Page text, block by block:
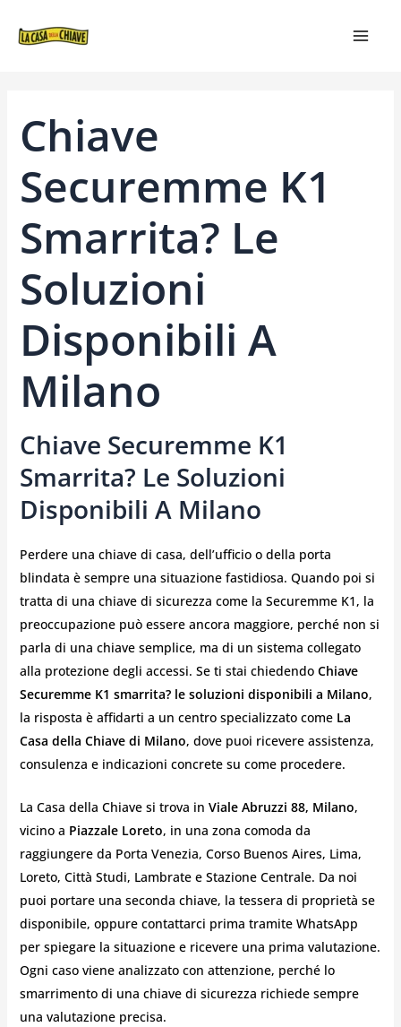
Chiave
Securemme K1
Smarrita? Le
Soluzioni
Disponibili A
Milano
Chiave Securemme K1
Smarrita? Le Soluzioni
Disponibili A Milano
Perdere una chiave di casa, dell’ufficio o della porta
blindata è sempre una situazione fastidiosa. Quando poi si
tratta di una chiave di sicurezza come la Securemme K1, la
preoccupazione può essere ancora maggiore, perché non si
parla di una chiave semplice, ma di un sistema collegato
alla protezione degli accessi. Se ti stai chiedendo Chiave
Securemme K1 smarrita? le soluzioni disponibili a Milano,
la risposta è affidarti a un centro specializzato come La
Casa della Chiave di Milano, dove puoi ricevere assistenza,
consulenza e indicazioni concrete su come procedere.
La Casa della Chiave si trova in Viale Abruzzi 88, Milano,
vicino a Piazzale Loreto, in una zona comoda da
raggiungere da Porta Venezia, Corso Buenos Aires, Lima,
Loreto, Città Studi, Lambrate e Stazione Centrale. Da noi
puoi portare una seconda chiave, la tessera di proprietà se
disponibile, oppure contattarci prima tramite WhatsApp
per spiegare la situazione e ricevere una prima valutazione.
Ogni caso viene analizzato con attenzione, perché lo
smarrimento di una chiave di sicurezza richiede sempre
una valutazione precisa.
ARTICOLI